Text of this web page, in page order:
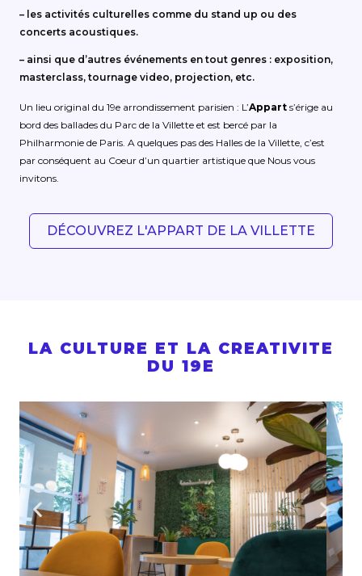
– les activités culturelles comme du stand up ou des
concerts acoustiques.
– ainsi que d’autres événements en tout genres : exposition,
masterclass, tournage video, projection, etc.
Un lieu original du 19e arrondissement parisien : L’Appart s’érige au
bord des ballades du Parc de la Villette et est bercé par la
Philharmonie de Paris. A quelques pas des Halles de la Villette, c’est
par conséquent au Coeur d’un quartier artistique que Nous vous
invitons.
DÉCOUVREZ L'APPART DE LA VILLETTE
LA CULTURE ET LA CREATIVITE
DU 19E